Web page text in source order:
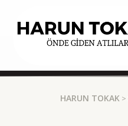
HARUN TOKAK >